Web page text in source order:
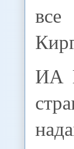
ИА